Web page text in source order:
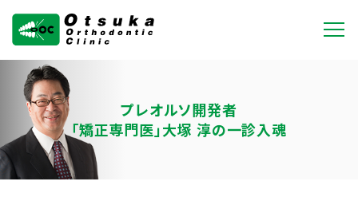
大塚矯正歯科クリニ
ック
プレオルソ開発者
「矯正専門医」大塚 淳の一診入魂